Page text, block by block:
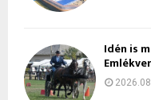
Idén is